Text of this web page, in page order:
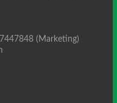
(Marketing)